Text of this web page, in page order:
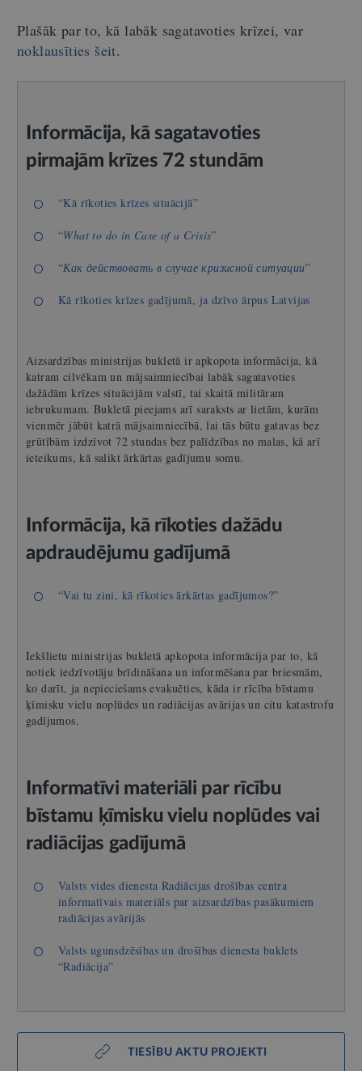
Plašāk par to, kā labāk sagatavoties krīzei, var
noklausīties šeit.
Informācija, kā sagatavoties
pirmajām krīzes 72 stundām
“Kā rīkoties krīzes situācijā”
“What to do in Case of a Crisis”
“Как действовать в случае кризисной ситуации”
Kā rīkoties krīzes gadījumā, ja dzīvo ārpus Latvijas
Aizsardzības ministrijas bukletā ir apkopota informācija, kā
katram cilvēkam un mājsaimniecībai labāk sagatavoties
dažādām krīzes situācijām valstī, tai skaitā militāram
iebrukumam. Bukletā pieejams arī saraksts ar lietām, kurām
vienmēr jābūt katrā mājsaimniecībā, lai tās būtu gatavas bez
grūtībām izdzīvot 72 stundas bez palīdzības no malas, kā arī
ieteikums, kā salikt ārkārtas gadījumu somu.
Informācija, kā rīkoties dažādu
apdraudējumu gadījumā
“Vai tu zini, kā rīkoties ārkārtas gadījumos?”
Iekšlietu ministrijas bukletā apkopota informācija par to, kā
notiek iedzīvotāju brīdināšana un informēšana par briesmām,
ko darīt, ja nepieciešams evakuēties, kāda ir rīcība bīstamu
ķīmisku vielu noplūdes un radiācijas avārijas un citu katastrofu
gadījumos.
Informatīvi materiāli par rīcību
bīstamu ķīmisku vielu noplūdes vai
radiācijas gadījumā
Valsts vides dienesta Radiācijas drošības centra
informatīvais materiāls par aizsardzības pasākumiem
radiācijas avārijās
Valsts ugunsdzēsības un drošības dienesta buklets
“Radiācija”
TIESĪBU AKTU PROJEKTI